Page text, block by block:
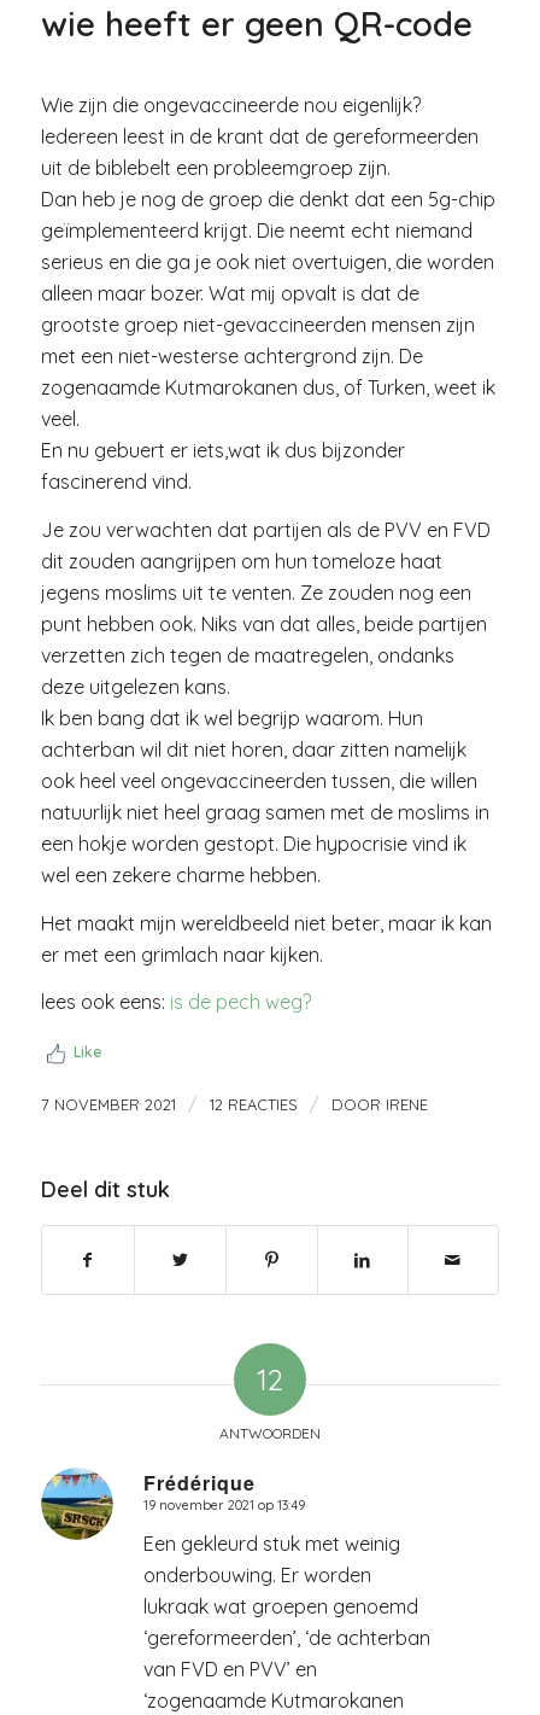
wie heeft er geen QR-code
Wie zijn die ongevaccineerde nou eigenlijk?
Iedereen leest in de krant dat de gereformeerden
uit de biblebelt een probleemgroep zijn.
Dan heb je nog de groep die denkt dat een 5g-chip
geïmplementeerd krijgt. Die neemt echt niemand
serieus en die ga je ook niet overtuigen, die worden
alleen maar bozer. Wat mij opvalt is dat de
grootste groep niet-gevaccineerden mensen zijn
met een niet-westerse achtergrond zijn. De
zogenaamde Kutmarokanen dus, of Turken, weet ik
veel.
En nu gebuert er iets,wat ik dus bijzonder
fascinerend vind.
Je zou verwachten dat partijen als de PVV en FVD
dit zouden aangrijpen om hun tomeloze haat
jegens moslims uit te venten. Ze zouden nog een
punt hebben ook. Niks van dat alles, beide partijen
verzetten zich tegen de maatregelen, ondanks
deze uitgelezen kans.
Ik ben bang dat ik wel begrijp waarom. Hun
achterban wil dit niet horen, daar zitten namelijk
ook heel veel ongevaccineerden tussen, die willen
natuurlijk niet heel graag samen met de moslims in
een hokje worden gestopt. Die hypocrisie vind ik
wel een zekere charme hebben.
Het maakt mijn wereldbeeld niet beter, maar ik kan
er met een grimlach naar kijken.
lees ook eens: is de pech weg?
Like
7 NOVEMBER 2021 / 12 REACTIES / DOOR IRENE
Deel dit stuk
12
ANTWOORDEN
Frédérique
zegt:
19 november 2021 op 13:49
Een gekleurd stuk met weinig
onderbouwing. Er worden
lukraak wat groepen genoemd
‘gereformeerden’, ‘de achterban
van FVD en PVV’ en
‘zogenaamde Kutmarokanen